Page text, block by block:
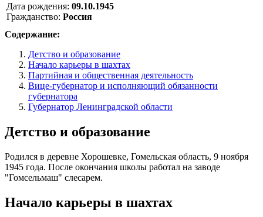
Дата рождения: 09.10.1945
Гражданство: Россия
Содержание:
Детство и образование
Начало карьеры в шахтах
Партийная и общественная деятельность
Вице-губернатор и исполняющий обязанности
губернатора
Губернатор Ленинградской области
Детство и образование
Родился в деревне Хорошевке, Гомельская область, 9 ноября
1945 года. После окончания школы работал на заводе
"Гомсельмаш" слесарем.
Начало карьеры в шахтах